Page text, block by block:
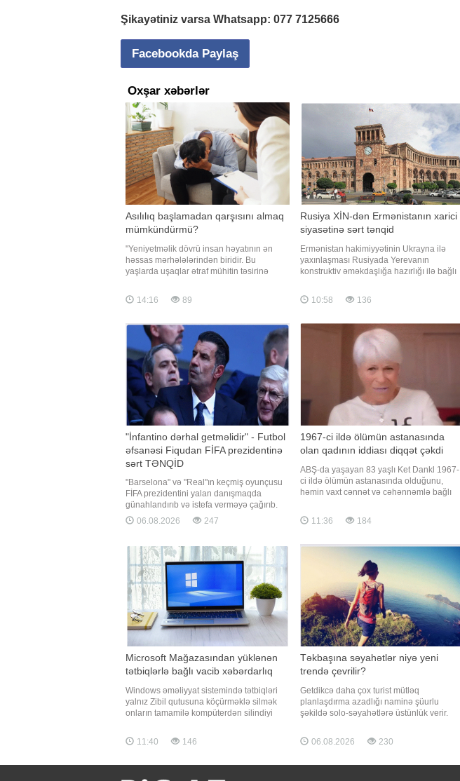
Şikayətiniz varsa Whatsapp: 077 7125666
Facebookda Paylaş
Oxşar xəbərlər
Asılılıq başlamadan qarşısını almaq
mümkündürmü?
"Yeniyetməlik dövrü insan həyatının ən
həssas mərhələlərindən biridir. Bu
yaşlarda uşaqlar ətraf mühitin təsirinə
və bəzən düşünmədən riskli qərarlar
verirlər. Məhz buna görə də narkotik və
əksər hallarda bu dövrd
14:16 89
Rusiya XİN-dən Ermənistanın xarici
siyasətinə sərt tənqid
Ermənistan hakimiyyətinin Ukrayna ilə
yaxınlaşması Rusiyada Yerevanın
konstruktiv əməkdaşlığa hazırlığı ilə bağlı
Rusiya Xarici İşlər Nazirliyinin İnformasiya
və Mətbuat Departamentinin direktor
platformasında yayımlana
10:58 136
"İnfantino dərhal getməlidir" - Futbol
əfsanəsi Fiqudan FİFA prezidentinə
sərt TƏNQİD
"Barselona" və "Real"ın keçmiş oyunçusu
FİFA prezidentini yalan danışmaqda
günahlandırıb və istefa verməyə çağırıb.
-ın xarici mediaya istinadən xəbərinə görə,
portuqaliyalı futbol əfsanəsi Luiş Fiqu FİFA
edib. "Barselona" və "Real"ı
06.08.2026 247
1967-ci ildə ölümün astanasında
olan qadının iddiası diqqət çəkdi
ABŞ-da yaşayan 83 yaşlı Ket Dankl 1967-
ci ildə ölümün astanasında olduğunu,
həmin vaxt cənnət və cəhənnəmlə bağlı
həyatının tamamilə dəyişdiyini iddia edib.
xəbər verir ki, bu barədə Need To Know
həmin il oğlunu itirib və b
11:36 184
Microsoft Mağazasından yüklənən
tətbiqlərlə bağlı vacib xəbərdarlıq
Windows əməliyyat sistemində tətbiqləri
yalnız Zibil qutusuna köçürməklə silmək
onların tamamilə kompüterdən silindiyi
PCWorld nəşri məlumat yayıb. Nəşrin
məlumatına görə, Microsoft Mağazasından
11:40 146
Təkbaşına səyahətlər niyə yeni
trendə çevrilir?
Getdikcə daha çox turist mütləq
planlaşdırma azadlığı naminə şüurlu
şəkildə solo-səyahətlərə üstünlük verir.
rəğbətlə yanaşırdılar: hesab olunurdu ki,
insan tək səyahətə yalnız şirkətin
06.08.2026 230